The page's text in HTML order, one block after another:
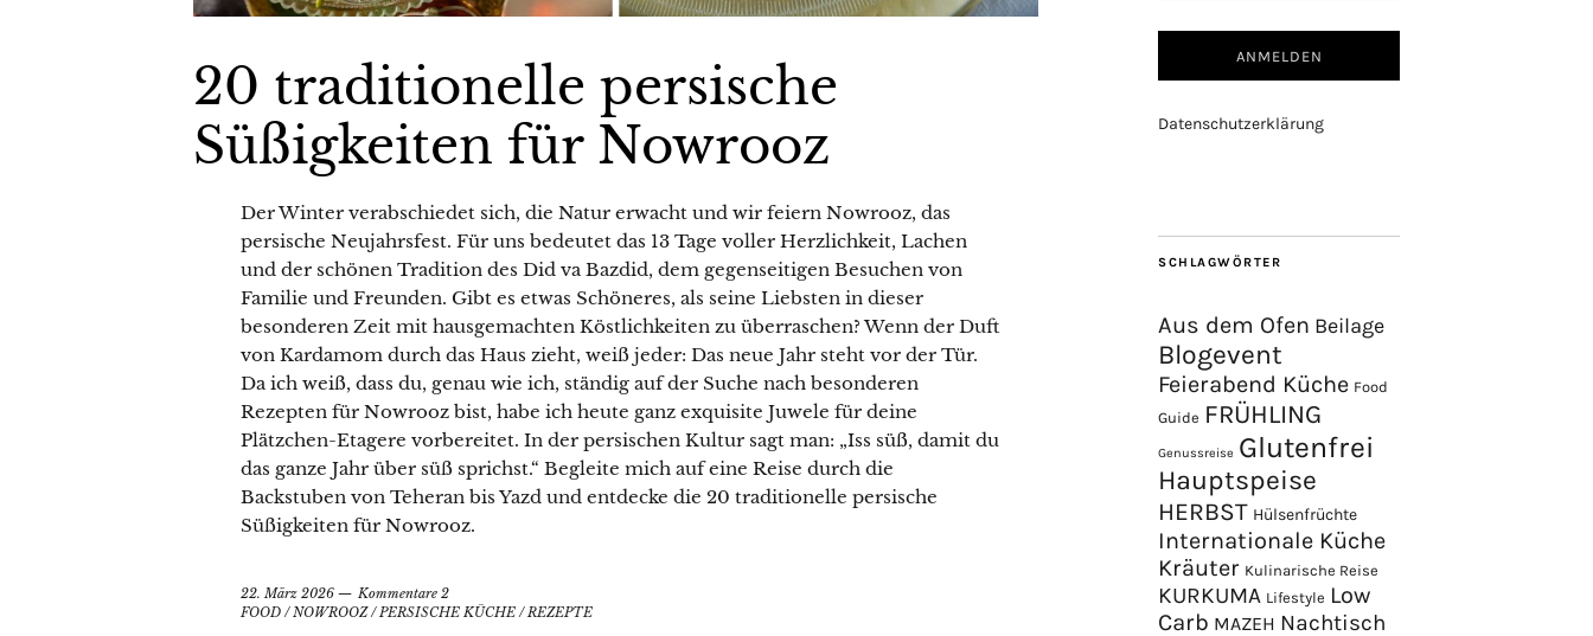
20 traditionelle persische
Süßigkeiten für Nowrooz
Der Winter verabschiedet sich, die Natur erwacht und wir feiern Nowrooz, das
persische Neujahrsfest. Für uns bedeutet das 13 Tage voller Herzlichkeit, Lachen
und der schönen Tradition des Did va Bazdid, dem gegenseitigen Besuchen von
Familie und Freunden. Gibt es etwas Schöneres, als seine Liebsten in dieser
besonderen Zeit mit hausgemachten Köstlichkeiten zu überraschen? Wenn der Duft
von Kardamom durch das Haus zieht, weiß jeder: Das neue Jahr steht vor der Tür.
Da ich weiß, dass du, genau wie ich, ständig auf der Suche nach besonderen
Rezepten für Nowrooz bist, habe ich heute ganz exquisite Juwele für deine
Plätzchen-Etagere vorbereitet. In der persischen Kultur sagt man: „Iss süß, damit du
das ganze Jahr über süß sprichst.“ Begleite mich auf eine Reise durch die
Backstuben von Teheran bis Yazd und entdecke die 20 traditionelle persische
Süßigkeiten für Nowrooz.
22. März 2026
Kommentare 2
FOOD /NOWROOZ/PERSISCHE KÜCHE /REZEPTE
Datenschutzerklärung
SCHLAGWÖRTER
Aus dem Ofen Beilage
Blogevent
Feierabend Küche Food
Guide FRÜHLING
Genussreise Glutenfrei
Hauptspeise
HERBST Hülsenfrüchte
Internationale Küche
Kräuter Kulinarische Reise
KURKUMA Lifestyle Low
Carb MAZEH Nachtisch